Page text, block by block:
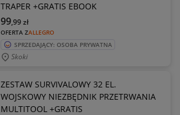
TRAPER +GRATIS EBOOK
OFERTA ZALLEGRO
99,99zł
SPRZEDAJĄCY: OSOBA PRYWATNA
Skoki
ZESTAW SURVIVALOWY 32 EL.
WOJSKOWY NIEZBĘDNIK PRZETRWANIA
MULTITOOL +GRATIS